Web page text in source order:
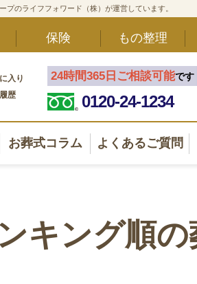
のライフフォワード（株）が運営しています。
保険 もの整理
入り
歴
24時間365日ご相談可能です
0120-24-1234
お葬式コラム よくあるご質問
キング順の